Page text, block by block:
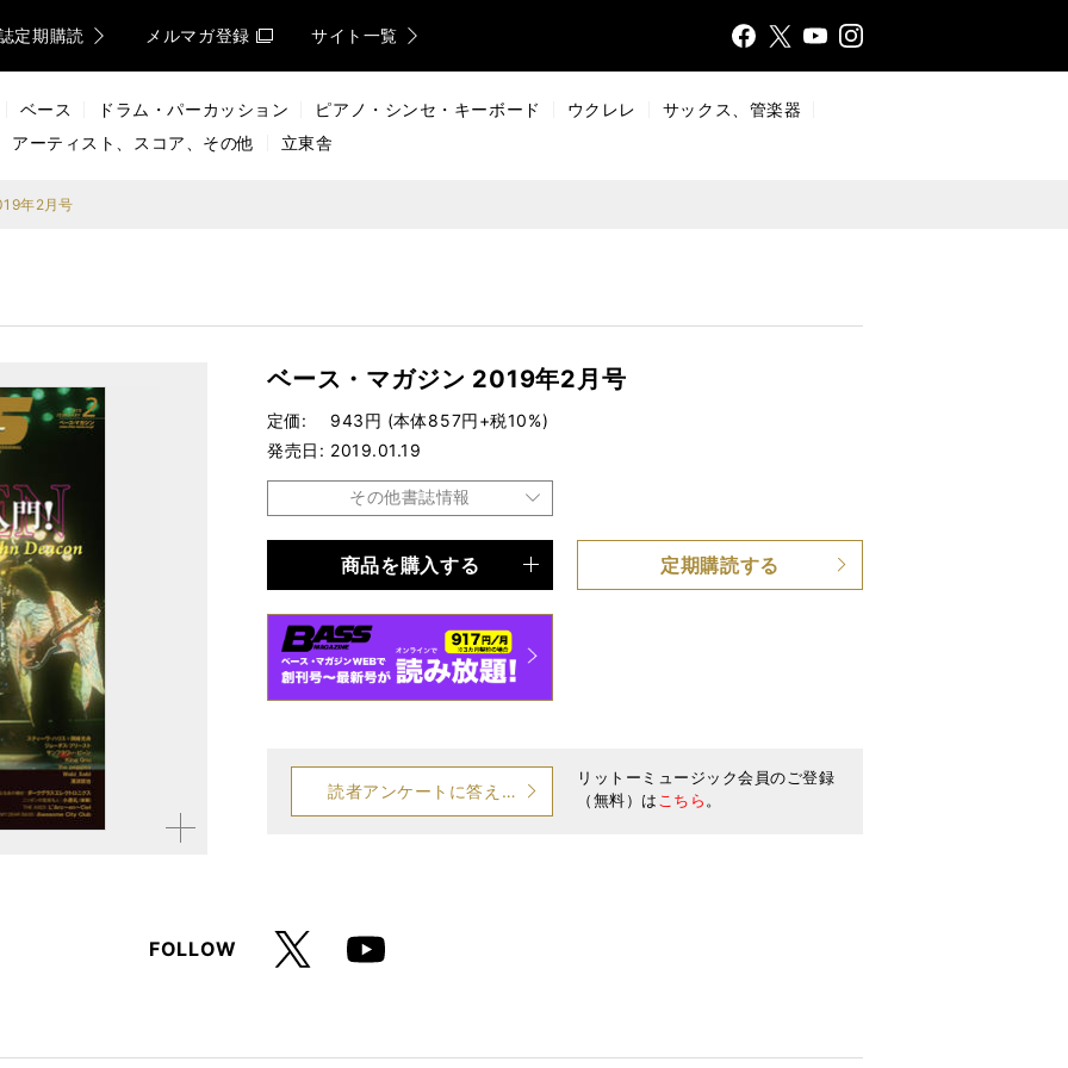
定期購読 メルマガ登録 サイト一覧
FaceX
YouTInsta
ベース ドラム・パーカッション ピアノ・シンセ・キーボード ウクレレ
サックス、管楽器
アーティスト、スコア、その他
立東舎
年2月号
拡大す
ベース・マガジン 2019年2月号
定価
943円 (本体857円+税10%)
発売日
2019.01.19
その他書誌情報
雑誌
仕様 A4変形判 / 156ページ
商品を購入する 定期購読する
読者アンケートに答える
リットーミュージック会員のご登録
（無料）はこちら。
FOLLOW Youtube